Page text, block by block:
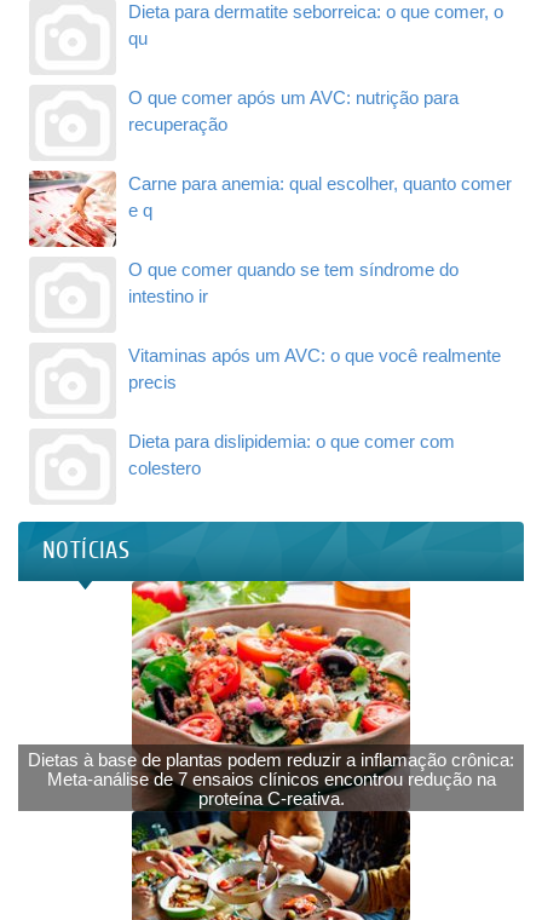
Dieta para dermatite seborreica: o que comer, o
qu
O que comer após um AVC: nutrição para
recuperação
Carne para anemia: qual escolher, quanto comer
e q
O que comer quando se tem síndrome do
intestino ir
Vitaminas após um AVC: o que você realmente
precis
Dieta para dislipidemia: o que comer com
colestero
NOTÍCIAS
Dietas à base de plantas podem reduzir a inflamação crônica:
Meta-análise de 7 ensaios clínicos encontrou redução na
proteína C-reativa.